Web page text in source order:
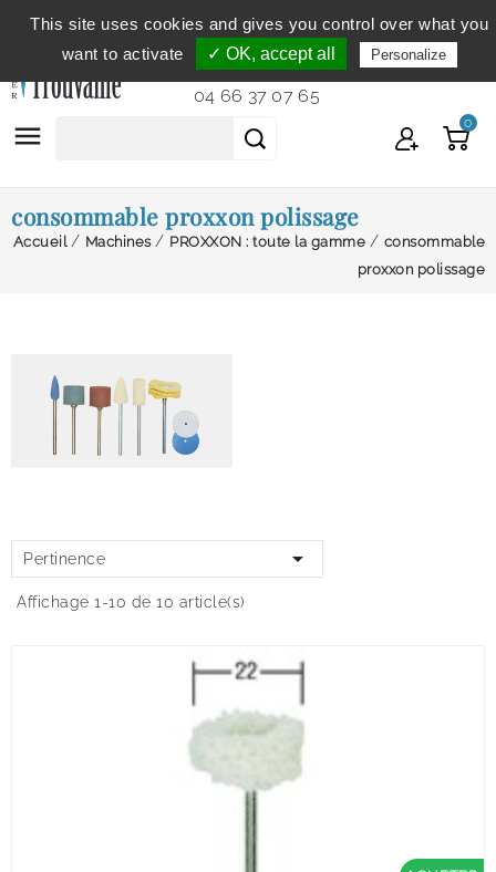
Service clientèle
du lundi au vendredi de 9h à 12h et
de 14h à 18h...
04 66 37 07 65
 0
consommable proxxon polissage
Accueil Machines PROXXON : toute la gamme
consommable
proxxon polissage
Pertinence 
Affichage 1-10 de 10 article(s)
This site uses cookies and gives you control over what you
want to activate
✓ OK, accept all Personalize